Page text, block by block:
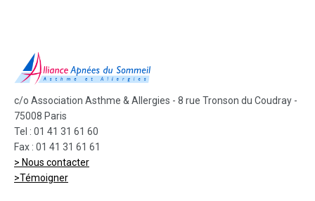
c/o Association Asthme & Allergies - 8 rue Tronson du Coudray -
75008 Paris
Tel : 01 41 31 61 60
Fax : 01 41 31 61 61
> Nous contacter
>Témoigner